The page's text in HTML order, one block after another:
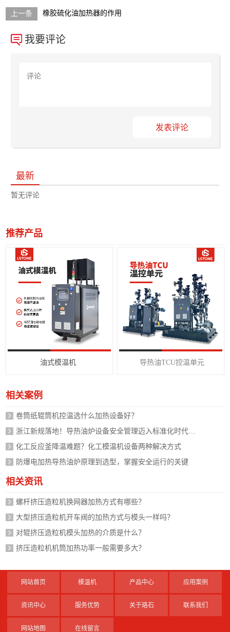
橡胶硫化油加热器的作用
我要评论
发表评论
最新
暂无评论
推荐产品
油式模温机 导热油TCU控温单元
相关案例
卷筒纸辊筒机控温选什么加热设备好？
化工反应釜降温难题？化工模温机设备两种解决方式
防爆电加热导热油炉原理到选型，掌握安全运行的关键
相关资讯
螺杆挤压造粒机换网器加热方式有哪些？
大型挤压造粒机开车阀的加热方式与模头一样吗？
对辊挤压造粒机模头加热的介质是什么？
挤压造粒机机筒加热功率一般需要多大？
网站首页 模温机 产品中心 应用案例
资讯中心 服务优势 关于珞石 联系我们
网站地图 在线留言